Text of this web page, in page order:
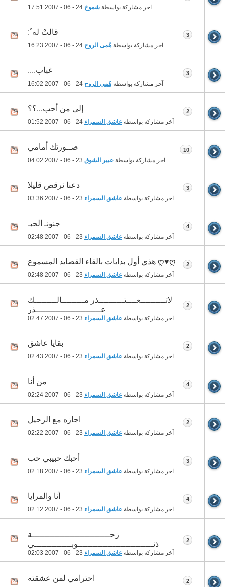
آخر مشاركة بواسطة شموخ 17:51
قالتْ له ُ:
آخر مشاركة بواسطة هُمى الروح 16:23
3
غياب....
آخر مشاركة بواسطة هُمى الروح 16:02
3
إلى من أحب...؟؟
آخر مشاركة بواسطة عاشق السمراء 01:52
2
صــورتك أمامي
آخر مشاركة بواسطة عبير الشوق 04:02
10
دعنا نرقص قليلا
آخر مشاركة بواسطة عاشق السمراء 03:36
3
جنونـ الحبـ
آخر مشاركة بواسطة عاشق السمراء 02:48
4
ღ♥ღ هذي أول بدايات بالقاء القصايد المسموع
آخر مشاركة بواسطة عاشق السمراء 02:48
2
لاتــــــــــعــــتــــــــــذر مـــــــــالـــــــــك
عــــــــــــــــــــــــــذر
آخر مشاركة بواسطة عاشق السمراء 02:47
2
بقايا عاشق
آخر مشاركة بواسطة عاشق السمراء 02:43
2
من أنا
آخر مشاركة بواسطة عاشق السمراء 02:24
4
اجازه مع الرحيل
آخر مشاركة بواسطة عاشق السمراء 02:22
2
أحبك حبيبي حب
آخر مشاركة بواسطة عاشق السمراء 02:18
3
أنا والمرايا
آخر مشاركة بواسطة عاشق السمراء 02:12
4
زحـــــــــــــــــــــــــــــــة
ذنــــــــــــــــــــــــــــــوبـــــــــــــــي
آخر مشاركة بواسطة عاشق السمراء 02:03
2
احترامي لمن عشقته 2